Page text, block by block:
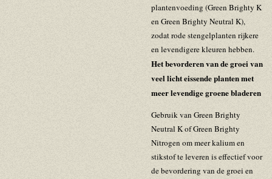
plantenvoeding (Green Brighty K
en Green Brighty Neutral K),
zodat rode stengelplanten rijkere
en levendigere kleuren hebben.
Het bevorderen van de groei van
veel licht eissende planten met
meer levendige groene bladeren
Gebruik van Green Brighty
Neutral K of Green Brighty
Nitrogen om meer kalium en
stikstof te leveren is effectief voor
de bevordering van de groei en